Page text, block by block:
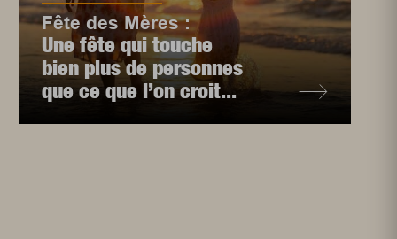
Fête des Mères :
Une fête qui touche
bien plus de personnes
que ce que l’on croit...